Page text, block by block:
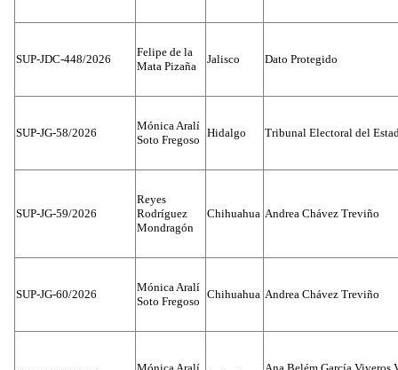
SUP-JDC-448/2026
Felipe de la
Mata Pizaña
Jalisco Dato Protegido
SUP-JG-58/2026
Mónica Aralí
Soto Fregoso
Hidalgo Tribunal Electoral del
SUP-JG-59/2026
Reyes
Rodríguez
Mondragón
Chihuahua Andrea Chávez Treviño
SUP-JG-60/2026
Mónica Aralí
Soto Fregoso
Chihuahua Andrea Chávez Treviño